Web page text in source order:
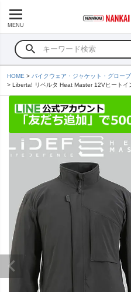
MENU
HOME
バイクウェア・ジャケット・グロー
Liberta! リベルタ Heat Master 12Vヒートイ